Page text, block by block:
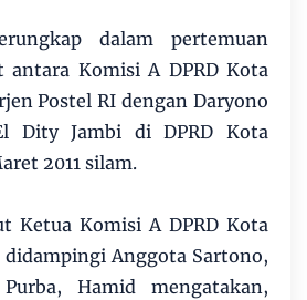
dalam pertemuan
antara Komisi A DPRD Kota
Postel RI dengan Daryono
Dity Jambi di DPRD Kota
2011 silam.
Ketua Komisi A DPRD Kota
didampingi Anggota Sartono,
Hamid mengatakan,